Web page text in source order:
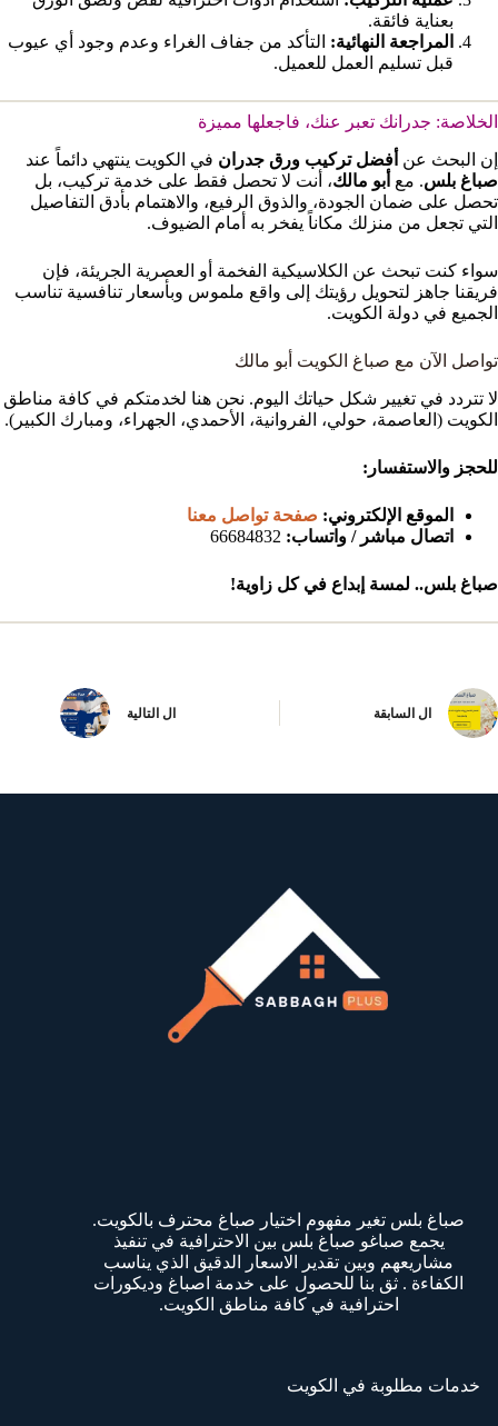
بعناية فائقة.
المراجعة النهائية: التأكد من جفاف الغراء وعدم وجود أي عيوب
قبل تسليم العمل للعميل.
الخلاصة: جدرانك تعبر عنك، فاجعلها مميزة
إن البحث عن أفضل تركيب ورق جدران في الكويت ينتهي دائماً عند
صباغ بلس. مع أبو مالك، أنت لا تحصل فقط على خدمة تركيب، بل
تحصل على ضمان الجودة، والذوق الرفيع، والاهتمام بأدق التفاصيل
التي تجعل من منزلك مكاناً يفخر به أمام الضيوف.
سواء كنت تبحث عن الكلاسيكية الفخمة أو العصرية الجريئة، فإن
فريقنا جاهز لتحويل رؤيتك إلى واقع ملموس وبأسعار تنافسية تناسب
الجميع في دولة الكويت.
تواصل الآن مع صباغ الكويت أبو مالك
لا تتردد في تغيير شكل حياتك اليوم. نحن هنا لخدمتكم في كافة مناطق
الكويت (العاصمة، حولي، الفروانية، الأحمدي، الجهراء، ومبارك الكبير).
للحجز والاستفسار:
الموقع الإلكتروني: صفحة تواصل معنا
اتصال مباشر / واتساب:
صباغ بلس.. لمسة إبداع في كل زاوية!
ال السابقة ال التالية
صباغ بلس تغير مفهوم اختيار صباغ محترف بالكويت.
يجمع صباغو صباغ بلس بين الاحترافية في تنفيذ
مشاريعهم وبين تقدير الاسعار الدقيق الذي يناسب
الكفاءة . ثق بنا للحصول على خدمة اصباغ وديكورات
احترافية في كافة مناطق الكويت.
خدمات مطلوبة في الكويت